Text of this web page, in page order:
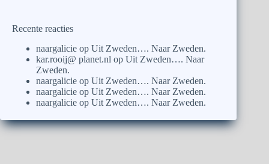
Recente reacties
naargalicie op Uit Zweden…. Naar Zweden.
kar.rooij@ planet.nl op Uit Zweden…. Naar
Zweden.
naargalicie op Uit Zweden…. Naar Zweden.
naargalicie op Uit Zweden…. Naar Zweden.
naargalicie op Uit Zweden…. Naar Zweden.